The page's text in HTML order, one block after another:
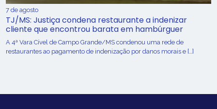
7 de agosto
TJ/MS: Justiça condena restaurante a indenizar
cliente que encontrou barata em hambúrguer
A 4ª Vara Cível de Campo Grande/MS condenou uma rede de
restaurantes ao pagamento de indenização por danos morais e […]